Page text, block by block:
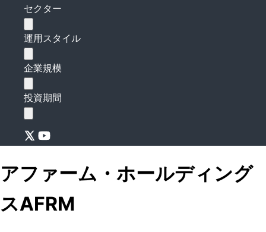
セクター
運用スタイル
企業規模
投資期間
アファーム・ホールディング
スAFRM